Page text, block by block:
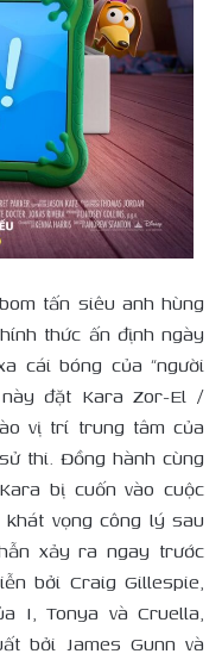
tấn siêu anh hùng
thức ấn định ngày
cái bóng của “người
đặt Kara Zor-El /
vị trí trung tâm của
thi. Đồng hành cùng
bị cuốn vào cuộc
vọng công lý sau
xảy ra ngay trước
bởi Craig Gillespie,
I, Tonya và Cruella,
bởi James Gunn và